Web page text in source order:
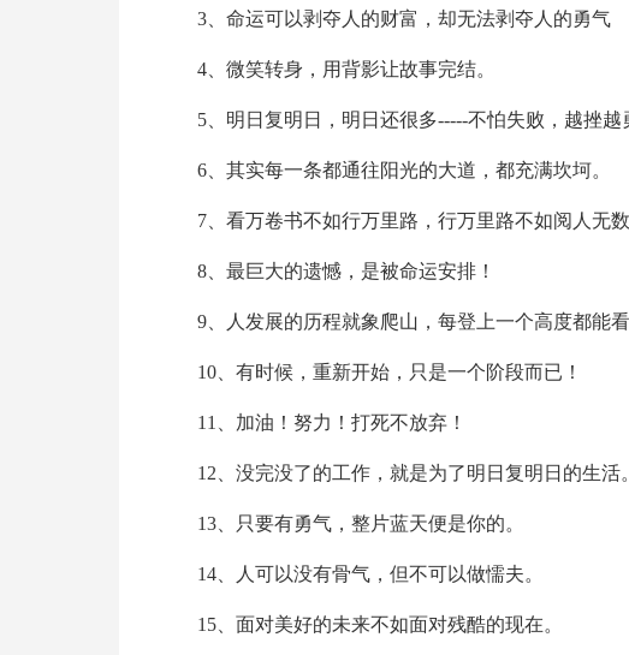
3、命运可以剥夺人的财富，却无法剥夺人的勇气
4、微笑转身，用背影让故事完结。
5、明日复明日，明日还很多-----不怕失败，越挫越
6、其实每一条都通往阳光的大道，都充满坎坷。
7、看万卷书不如行万里路，行万里路不如阅人无数
8、最巨大的遗憾，是被命运安排！
9、人发展的历程就象爬山，每登上一个高度都能
10、有时候，重新开始，只是一个阶段而已！
11、加油！努力！打死不放弃！
12、没完没了的工作，就是为了明日复明日的生活。
13、只要有勇气，整片蓝天便是你的。
14、人可以没有骨气，但不可以做懦夫。
15、面对美好的未来不如面对残酷的现在。